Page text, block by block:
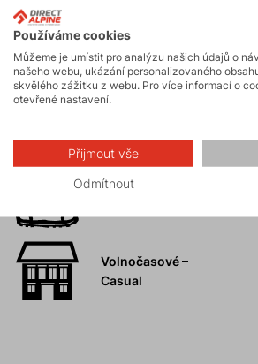
Aktivity
Turistika
ferraty
Volnočasové –
Casual
Používáme cookies
Můžeme je umístit pro analýzu našich údajů o
našeho webu, ukázání personalizovaného
skvělého zážitku z webu. Pro více informací o
otevřené nastavení.
Přijmout vše
Odmítnout